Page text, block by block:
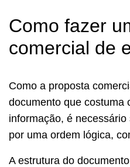
Como fazer
comercial de
Como a proposta
documento que costuma
informação, é
por uma ordem lógica,
A estrutura do